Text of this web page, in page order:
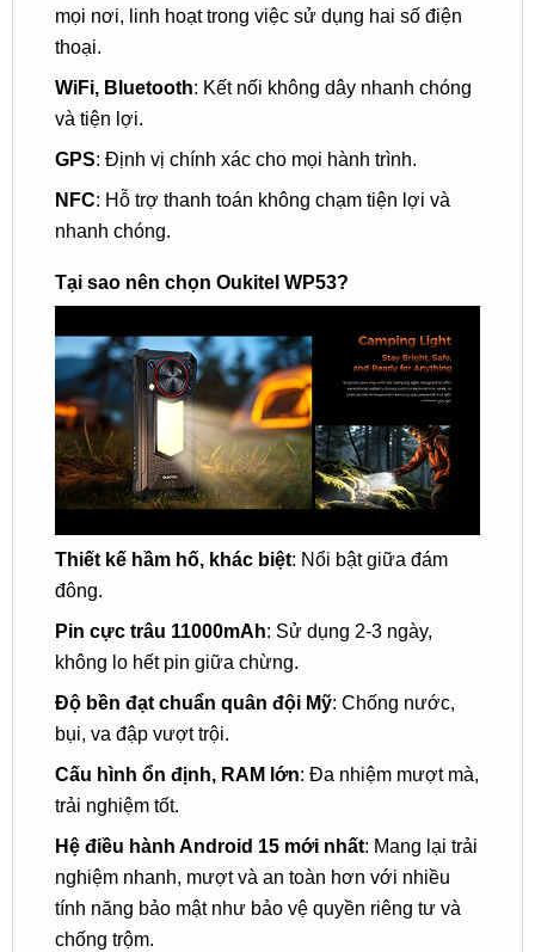
mọi nơi, linh hoạt trong việc sử dụng hai số điện
thoại.
WiFi, Bluetooth: Kết nối không dây nhanh chóng
và tiện lợi.
GPS: Định vị chính xác cho mọi hành trình.
NFC: Hỗ trợ thanh toán không chạm tiện lợi và
nhanh chóng.
Tại sao nên chọn Oukitel WP53?
Thiết kế hầm hố, khác biệt: Nổi bật giữa đám
đông.
Pin cực trâu 11000mAh: Sử dụng 2-3 ngày,
không lo hết pin giữa chừng.
Độ bền đạt chuẩn quân đội Mỹ: Chống nước,
bụi, va đập vượt trội.
Cấu hình ổn định, RAM lớn: Đa nhiệm mượt mà,
trải nghiệm tốt.
Hệ điều hành Android 15 mới nhất: Mang lại trải
nghiệm nhanh, mượt và an toàn hơn với nhiều
tính năng bảo mật như bảo vệ quyền riêng tư và
chống trộm.